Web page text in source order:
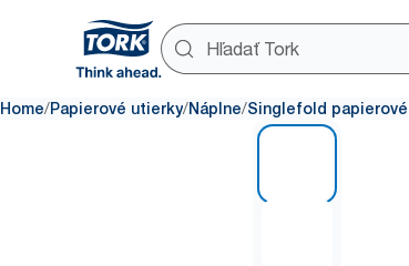
Home/Papierové utierky/Náplne/Singlefold